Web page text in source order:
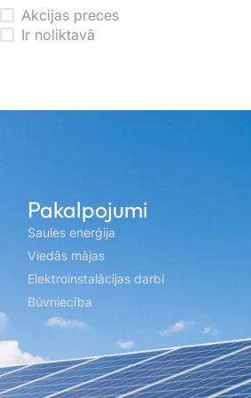
Akcijas preces
Ir noliktavā
Pakalpojumi
Saules enerģija
Viedās mājas
Elektroinstalācijas darbi
Būvniecība